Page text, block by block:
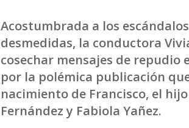
Acostumbrada a los
desmedidas, la conductora
cosechar mensajes de repudio
por la polémica publicación
nacimiento de Francisco, el
Fernández y Fabiola Yañez.